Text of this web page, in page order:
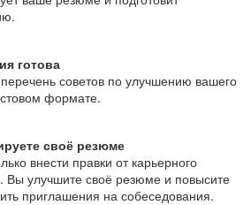
готова
советов по улучшению вашего
формате.
своё резюме
внести правки от карьерного
Вы улучшите своё резюме и повысите
приглашения на собеседования.